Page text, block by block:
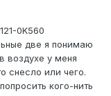
0K560
две я понимаю
воздухе у меня
снесло или чего.
кого-нить